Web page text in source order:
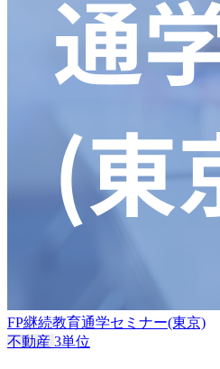
FP継続教育通学セミナー(東京)
不動産 3単位